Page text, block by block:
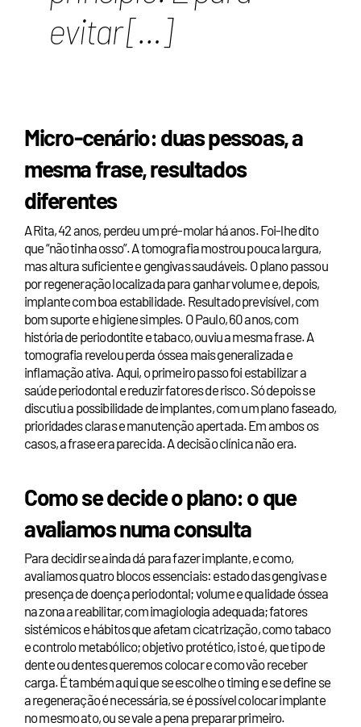
evitar […]
Micro-cenário: duas pessoas, a
mesma frase, resultados
diferentes
A Rita, 42 anos, perdeu um pré-molar há anos. Foi-lhe dito
que “não tinha osso”. A tomografia mostrou pouca largura,
mas altura suficiente e gengivas saudáveis. O plano passou
por regeneração localizada para ganhar volume e, depois,
implante com boa estabilidade. Resultado previsível, com
bom suporte e higiene simples. O Paulo, 60 anos, com
história de periodontite e tabaco, ouviu a mesma frase. A
tomografia revelou perda óssea mais generalizada e
inflamação ativa. Aqui, o primeiro passo foi estabilizar a
saúde periodontal e reduzir fatores de risco. Só depois se
discutiu a possibilidade de implantes, com um plano faseado,
prioridades claras e manutenção apertada. Em ambos os
casos, a frase era parecida. A decisão clínica não era.
Como se decide o plano: o que
avaliamos numa consulta
Para decidir se ainda dá para fazer implante, e como,
avaliamos quatro blocos essenciais: estado das gengivas e
presença de doença periodontal; volume e qualidade óssea
na zona a reabilitar, com imagiologia adequada; fatores
sistémicos e hábitos que afetam cicatrização, como tabaco
e controlo metabólico; objetivo protético, isto é, que tipo de
dente ou dentes queremos colocar e como vão receber
carga. É também aqui que se escolhe o timing e se define se
a regeneração é necessária, se é possível colocar implante
no mesmo ato, ou se vale a pena preparar primeiro.